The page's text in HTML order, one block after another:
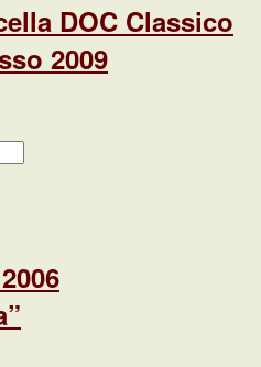
DOC Classico
2009